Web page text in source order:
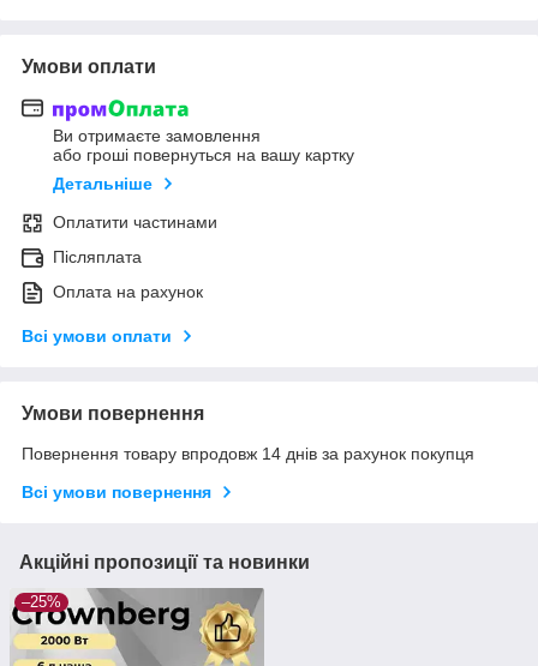
Умови оплати
Ви отримаєте замовлення
або гроші повернуться на вашу картку
Детальніше
Оплатити частинами
Післяплата
Оплата на рахунок
Всі умови оплати
Умови повернення
Повернення товару впродовж 14 днів за рахунок покупця
Всі умови повернення
Акційні пропозиції та новинки
–25%